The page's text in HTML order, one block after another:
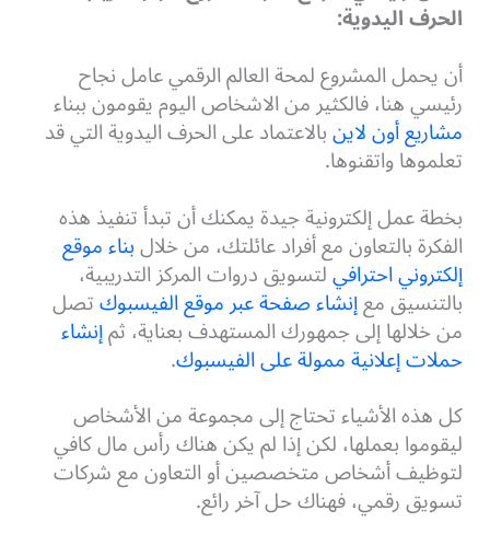
الحرف اليدوية:
أن يحمل المشروع لمحة العالم الرقمي عامل نجاح
رئيسي هنا، فالكثير من الاشخاص اليوم يقومون ببناء
مشاريع أون لاينبالاعتماد على الحرف اليدوية التي قد
تعلموها واتقنوها.
بخطة عمل إلكترونية جيدة يمكنك أن تبدأ تنفيذ هذه
الفكرة بالتعاون مع أفراد عائلتك، من خلالبناء موقع
إلكتروني احترافيلتسويق دروات المركز التدريبية،
بالتنسيق معإنشاء صفحة عبر موقع الفيسبوكتصل
من خلالها إلى جمهورك المستهدف بعناية، ثمإنشاء
حملات إعلانية ممولة على الفيسبوك.
كل هذه الأشياء تحتاج إلى مجموعة من الأشخاص
ليقوموا بعملها، لكن إذا لم يكن هناك رأس مال كافي
لتوظيف أشخاص متخصصين أو التعاون مع شركات
تسويق رقمي، فهناك حل آخر رائع.